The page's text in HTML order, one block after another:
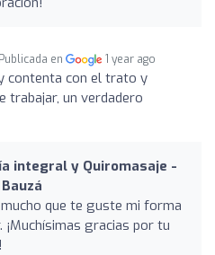
Publicada en 1 year ago
contenta con el trato y
trabajar, un verdadero
integral y Quiromasaje -
que te guste mi forma
¡Muchísimas gracias por tu